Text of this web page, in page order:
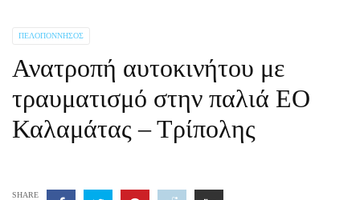
ΠΕΛΟΠΌΝΝΗΣΟΣ
Ανατροπή αυτοκινήτου με
τραυματισμό στην παλιά ΕΟ
Καλαμάτας – Τρίπολης
SHARE